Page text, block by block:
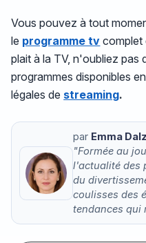
Vous pouvez à tout
le programme tv complet
plait à la TV, n'oubliez pas
programmes disponibles en
légales de streaming.
par Emma
"Formée au
l'actualité des
du
coulisses des
tendances qui